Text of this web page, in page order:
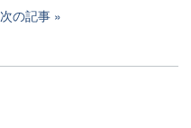
次の記事